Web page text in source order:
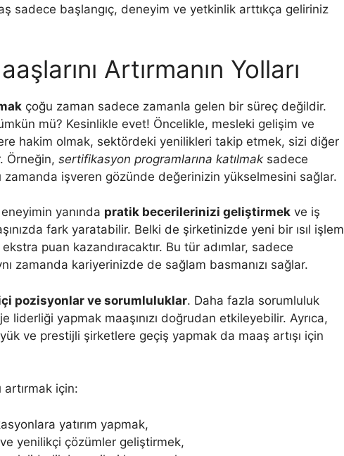
sadece başlangıç, deneyim ve yetkinlik arttıkça geliriniz
Artırmanın Yolları
çoğu zaman sadece zamanla gelen bir süreç değildir.
mü? Kesinlikle evet! Öncelikle, mesleki gelişim ve
hakim olmak, sektördeki yenilikleri takip etmek, sizi diğer
Örneğin, sertifikasyon programlarına katılmak sadece
zamanda işveren gözünde değerinizin yükselmesini sağlar.
yanında pratik becerilerinizi geliştirmek ve iş
fark yaratabilir. Belki de şirketinizde yeni bir ısıl işlem
puan kazandıracaktır. Bu tür adımlar, sadece
zamanda kariyerinizde de sağlam basmanızı sağlar.
pozisyonlar ve sorumluluklar. Daha fazla sorumluluk
liderliği yapmak maaşınızı doğrudan etkileyebilir. Ayrıca,
ve prestijli şirketlere geçiş yapmak da maaş artışı için
artırmak için:
yatırım yapmak,
yenilikçi çözümler geliştirmek,